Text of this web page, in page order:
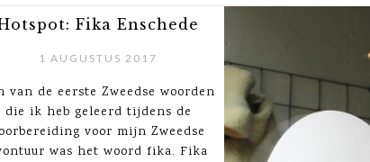
Fika Enschede
1 AUGUSTUS 2017
van de eerste Zweedse woorden
die ik heb geleerd tijdens de
voor mijn Zweedse
was het woord fika. Fika